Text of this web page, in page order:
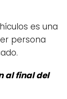
es una
persona
al final del